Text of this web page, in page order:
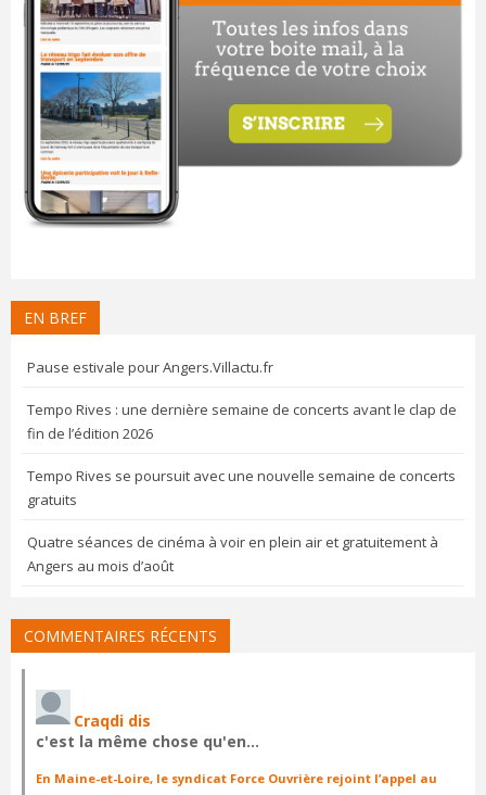
EN BREF
Pause estivale pour Angers.Villactu.fr
Tempo Rives : une dernière semaine de concerts avant le clap de
fin de l’édition 2026
Tempo Rives se poursuit avec une nouvelle semaine de concerts
gratuits
Quatre séances de cinéma à voir en plein air et gratuitement à
Angers au mois d’août
COMMENTAIRES RÉCENTS
Craqdi dis
c'est la même chose qu'en…
En Maine-et-Loire, le syndicat Force Ouvrière rejoint l’appel au